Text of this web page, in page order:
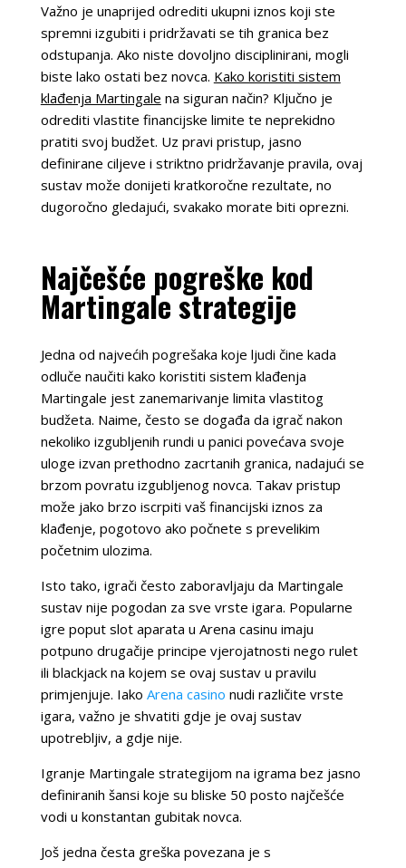
Važno je unaprijed odrediti ukupni iznos koji ste
spremni izgubiti i pridržavati se tih granica bez
odstupanja. Ako niste dovoljno disciplinirani, mogli
biste lako ostati bez novca. Kako koristiti sistem
klađenja Martingale na siguran način? Ključno je
odrediti vlastite financijske limite te neprekidno
pratiti svoj budžet. Uz pravi pristup, jasno
definirane ciljeve i striktno pridržavanje pravila, ovaj
sustav može donijeti kratkoročne rezultate, no
dugoročno gledajući, svakako morate biti oprezni.
Najčešće pogreške kod
Martingale strategije
Jedna od najvećih pogrešaka koje ljudi čine kada
odluče naučiti kako koristiti sistem klađenja
Martingale jest zanemarivanje limita vlastitog
budžeta. Naime, često se događa da igrač nakon
nekoliko izgubljenih rundi u panici povećava svoje
uloge izvan prethodno zacrtanih granica, nadajući se
brzom povratu izgubljenog novca. Takav pristup
može jako brzo iscrpiti vaš financijski iznos za
klađenje, pogotovo ako počnete s prevelikim
početnim ulozima.
Isto tako, igrači često zaboravljaju da Martingale
sustav nije pogodan za sve vrste igara. Popularne
igre poput slot aparata u Arena casinu imaju
potpuno drugačije principe vjerojatnosti nego rulet
ili blackjack na kojem se ovaj sustav u pravilu
primjenjuje. Iako Arena casino nudi različite vrste
igara, važno je shvatiti gdje je ovaj sustav
upotrebljiv, a gdje nije.
Igranje Martingale strategijom na igrama bez jasno
definiranih šansi koje su bliske 50 posto najčešće
vodi u konstantan gubitak novca.
Još jedna česta greška povezana je s